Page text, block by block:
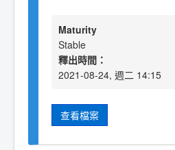
Maturity
Stable
釋出時間：
2021-08-24, 週二 14:15
查看檔案